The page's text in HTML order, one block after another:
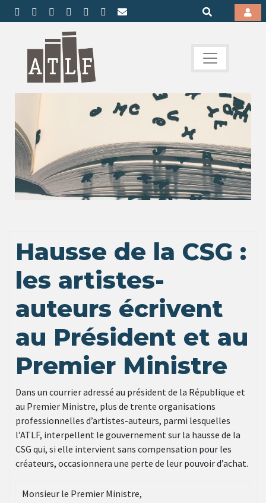
Hausse de la CSG :
les artistes-
auteurs écrivent
au Président et au
Premier Ministre
Dans un courrier adressé au président de la République et
au Premier Ministre, plus de trente organisations
professionnelles d’artistes-auteurs, parmi lesquelles
l’ATLF, interpellent le gouvernement sur la hausse de la
CSG qui, si elle intervient sans compensation pour les
créateurs, occasionnera une perte de leur pouvoir d’achat.
Monsieur le Premier Ministre,